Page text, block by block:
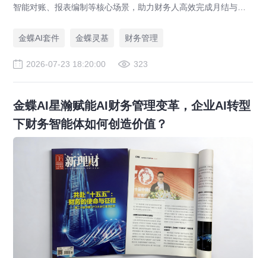
智能对账、报表编制等核心场景，助力财务人高效完成月结与业
金蝶AI套件
金蝶灵基 财务管理
2026-07-23 18:20:00 323
金蝶AI星瀚赋能AI财务管理变革，企业AI转型
下财务智能体如何创造价值？